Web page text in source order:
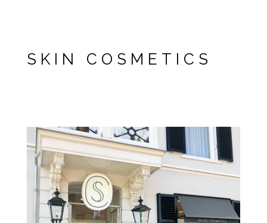
SKIN COSMETICS